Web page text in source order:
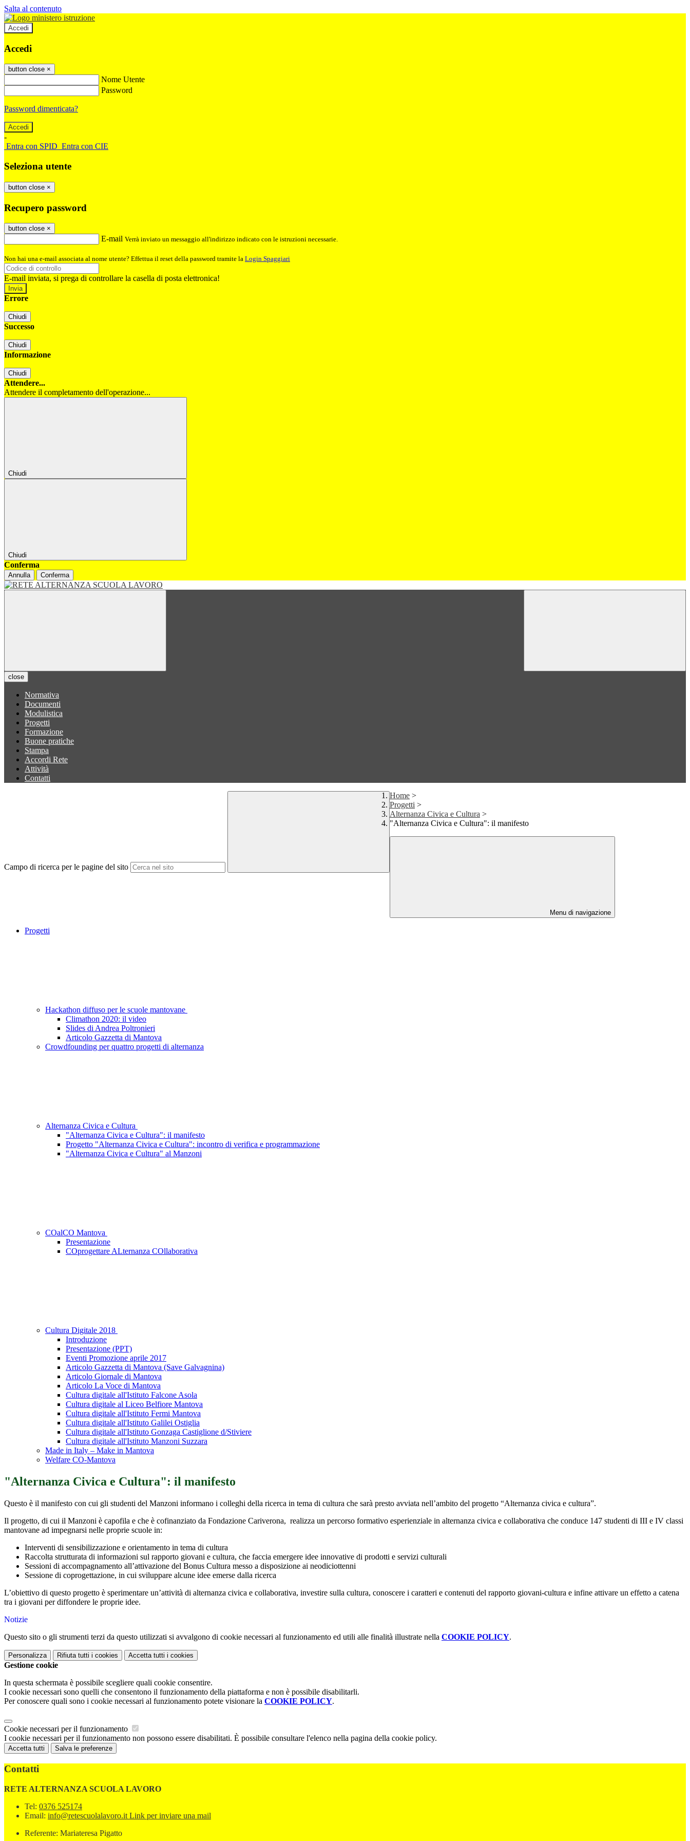
Salta al contenuto
Accedi
Accedi
button close ×
Nome Utente
Password
Password dimenticata?
-
Entra con SPID Entra con CIE
Seleziona utente
button close ×
Recupero password
button close ×
E-mail Verrà inviato un messaggio all'indirizzo indicato con le istruzioni necessarie.
Non hai una e-mail associata al nome utente? Effettua il reset della password tramite la Login Spaggiari
E-mail inviata, si prega di controllare la casella di posta elettronica!
Errore
Chiudi
Successo
Chiudi
Informazione
Chiudi
Attendere...
Attendere il completamento dell'operazione...
Chiudi
Chiudi
Conferma
Annulla Conferma
close
Normativa
Documenti
Modulistica
Progetti
Formazione
Buone pratiche
Stampa
Accordi Rete
Attività
Contatti
Campo di ricerca per le pagine del sito
Home >
Progetti >
Alternanza Civica e Cultura >
"Alternanza Civica e Cultura": il manifesto
Menu di navigazione
Progetti
Hackathon diffuso per le scuole mantovane
Climathon 2020: il video
Slides di Andrea Poltronieri
Articolo Gazzetta di Mantova
Crowdfounding per quattro progetti di alternanza
Alternanza Civica e Cultura
"Alternanza Civica e Cultura": il manifesto
Progetto "Alternanza Civica e Cultura": incontro di verifica e programmazione
"Alternanza Civica e Cultura" al Manzoni
COalCO Mantova
Presentazione
COprogettare ALternanza COllaborativa
Cultura Digitale 2018
Introduzione
Presentazione (PPT)
Eventi Promozione aprile 2017
Articolo Gazzetta di Mantova (Save Galvagnina)
Articolo Giornale di Mantova
Articolo La Voce di Mantova
Cultura digitale all'Istituto Falcone Asola
Cultura digitale al Liceo Belfiore Mantova
Cultura digitale all'Istituto Fermi Mantova
Cultura digitale all'Istituto Galilei Ostiglia
Cultura digitale all'Istituto Gonzaga Castiglione d/Stiviere
Cultura digitale all'Istituto Manzoni Suzzara
Made in Italy – Make in Mantova
Welfare CO-Mantova
"Alternanza Civica e Cultura": il manifesto
Questo è il manifesto con cui gli studenti del Manzoni informano i colleghi della ricerca in tema di cultura che sarà presto avviata nell’ambito del progetto “Alternanza civica e cultura”.
Il progetto, di cui il Manzoni è capofila e che è cofinanziato da Fondazione Cariverona, realizza un percorso formativo esperienziale in alternanza civica e collaborativa che conduce 147 studenti di III e IV classi
mantovane ad impegnarsi nelle proprie scuole in:
Interventi di sensibilizzazione e orientamento in tema di cultura
Raccolta strutturata di informazioni sul rapporto giovani e cultura, che faccia emergere idee innovative di prodotti e servizi culturali
Sessioni di accompagnamento all’attivazione del Bonus Cultura messo a disposizione ai neodiciottenni
Sessione di coprogettazione, in cui sviluppare alcune idee emerse dalla ricerca
L’obiettivo di questo progetto è sperimentare un’attività di alternanza civica e collaborativa, investire sulla cultura, conoscere i caratteri e contenuti del rapporto giovani-cultura e infine attivare un effetto a catena
tra i giovani per diffondere le proprie idee.
Notizie
Questo sito o gli strumenti terzi da questo utilizzati si avvalgono di cookie necessari al funzionamento ed utili alle finalità illustrate nella COOKIE POLICY.
Personalizza Rifiuta tutti i cookies Accetta tutti i cookies
Gestione cookie
In questa schermata è possibile scegliere quali cookie consentire.
I cookie necessari sono quelli che consentono il funzionamento della piattaforma e non è possibile disabilitarli.
Per conoscere quali sono i cookie necessari al funzionamento potete visionare la COOKIE POLICY.
Cookie necessari per il funzionamento
I cookie necessari per il funzionamento non possono essere disabilitati. È possibile consultare l'elenco nella pagina della cookie policy.
Accetta tutti Salva le preferenze
Contatti
RETE ALTERNANZA SCUOLA LAVORO
Tel: 0376 525174
Email: info@retescuolalavoro.it Link per inviare una mail
Referente: Mariateresa Pigatto